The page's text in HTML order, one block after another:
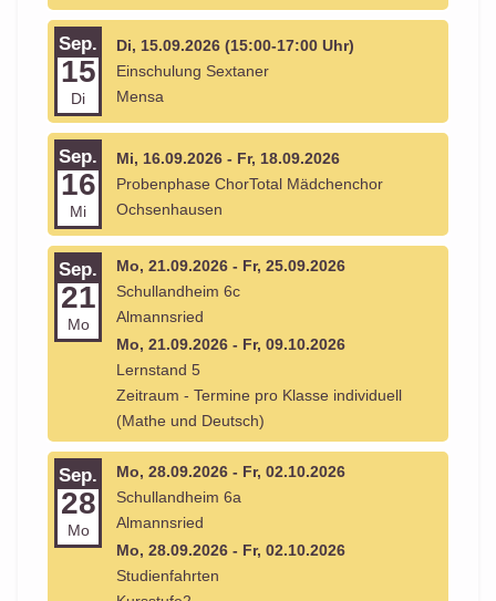
Sep.
15
Di
Di, 15.09.2026 (15:00-17:00 Uhr)
Einschulung Sextaner
Mensa
Sep.
16
Mi
Mi, 16.09.2026 - Fr, 18.09.2026
Probenphase ChorTotal Mädchenchor
Ochsenhausen
Sep.
21
Mo
Mo, 21.09.2026 - Fr, 25.09.2026
Schullandheim 6c
Almannsried
Mo, 21.09.2026 - Fr, 09.10.2026
Lernstand 5
Zeitraum - Termine pro Klasse individuell
(Mathe und Deutsch)
Sep.
28
Mo
Mo, 28.09.2026 - Fr, 02.10.2026
Schullandheim 6a
Almannsried
Mo, 28.09.2026 - Fr, 02.10.2026
Studienfahrten